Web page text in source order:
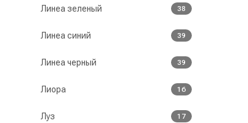
Линеа зеленый 38
Линеа синий 39
Линеа черный 39
Лиора 16
Луз 17